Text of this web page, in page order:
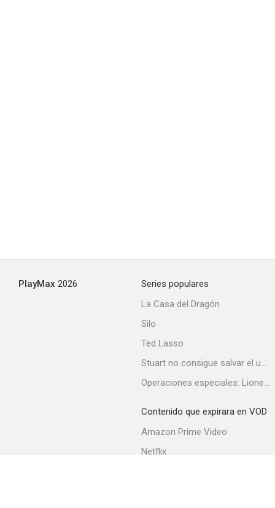
PlayMax 2026
Series populares
La Casa del Dragón
Silo
Ted Lasso
Stuart no consigue salvar el universo
Operaciones especiales: Lioness
Contenido que expirara en VOD
Amazon Prime Video
Netflix